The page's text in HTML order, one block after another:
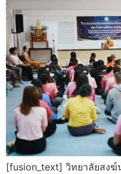
[fusion_text] วิทยาลัยสงฆ์